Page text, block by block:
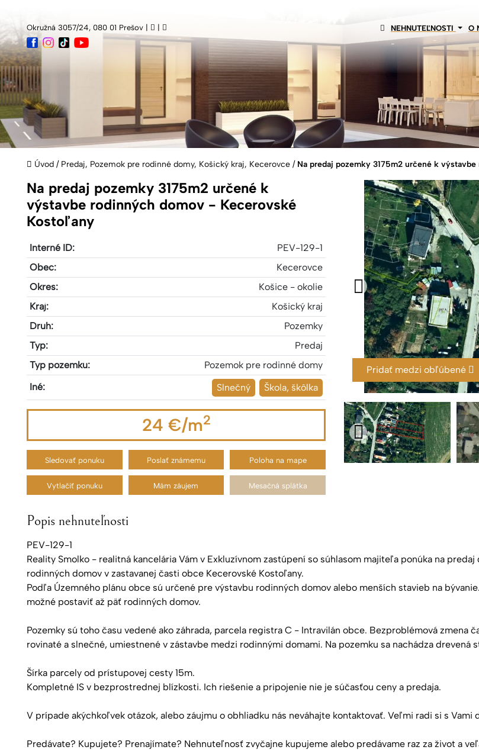
NEHNUTEĽNOSTI O
Okružná 3057/24, 080 01 Prešov |
Úvod / Predaj, Pozemok pre rodinné domy, Košický kraj, Kecerovce /Na predaj pozemky 3175m2 určené k
Na predaj pozemky 3175m2 určené k
výstavbe rodinných domov - Kecerovské
Kostoľany
Interné ID:
PEV-129-1
Obec:
Kecerovce
Okres:
Košice - okolie
Kraj:
Košický kraj
Druh:
Pozemky
Typ:
Predaj
Typ pozemku:
Pozemok pre rodinné domy
Iné:
Slnečný Škola, škôlka
24 €/m2
Sledovať ponuku Poslať známemu Poloha na mape
Vytlačiť ponuku Mám záujem Mesačná splátka
Pridať medzi obľúbené
Popis nehnuteľnosti
PEV-129-1
Reality Smolko - realitná kancelária Vám v Exkluzívnom zastúpení so súhlasom majiteľa ponúka na
rodinných domov v zastavanej časti obce Kecerovské Kostoľany.
Podľa Územného plánu obce sú určené pre výstavbu rodinných domov alebo menších stavieb na
možné postaviť až päť rodinných domov.
Pozemky sú toho času vedené ako záhrada, parcela registra C - Intravilán obce. Bezproblémová zmena
rovinaté a slnečné, umiestnené v zástavbe medzi rodinnými domami. Na pozemku sa nachádza drevená
Šírka parcely od prístupovej cesty 15m.
Kompletné IS v bezprostrednej blízkosti. Ich riešenie a pripojenie nie je súčasťou ceny a predaja.
V prípade akýchkoľvek otázok, alebo záujmu o obhliadku nás neváhajte kontaktovať. Veľmi radi si s
Predávate? Kupujete? Prenajímate? Nehnuteľnosť zvyčajne kupujeme alebo predávame raz za život a